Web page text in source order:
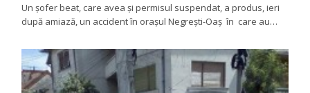
Un șofer beat, care avea și permisul suspendat, a produs, ieri
după amiază, un accident în orașul Negrești-Oaș în care au…